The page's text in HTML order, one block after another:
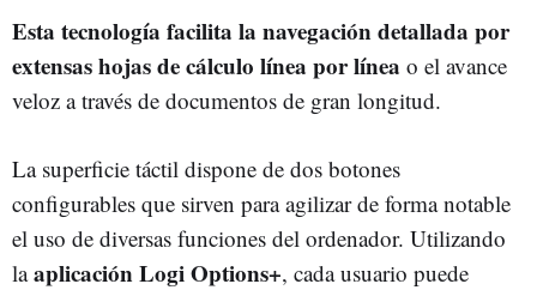
Esta tecnología facilita la navegación detallada por
extensas hojas de cálculo línea por línea o el avance
veloz a través de documentos de gran longitud.
La superficie táctil dispone de dos botones
configurables que sirven para agilizar de forma notable
el uso de diversas funciones del ordenador. Utilizando
laaplicación Logi Options+, cada usuario puede